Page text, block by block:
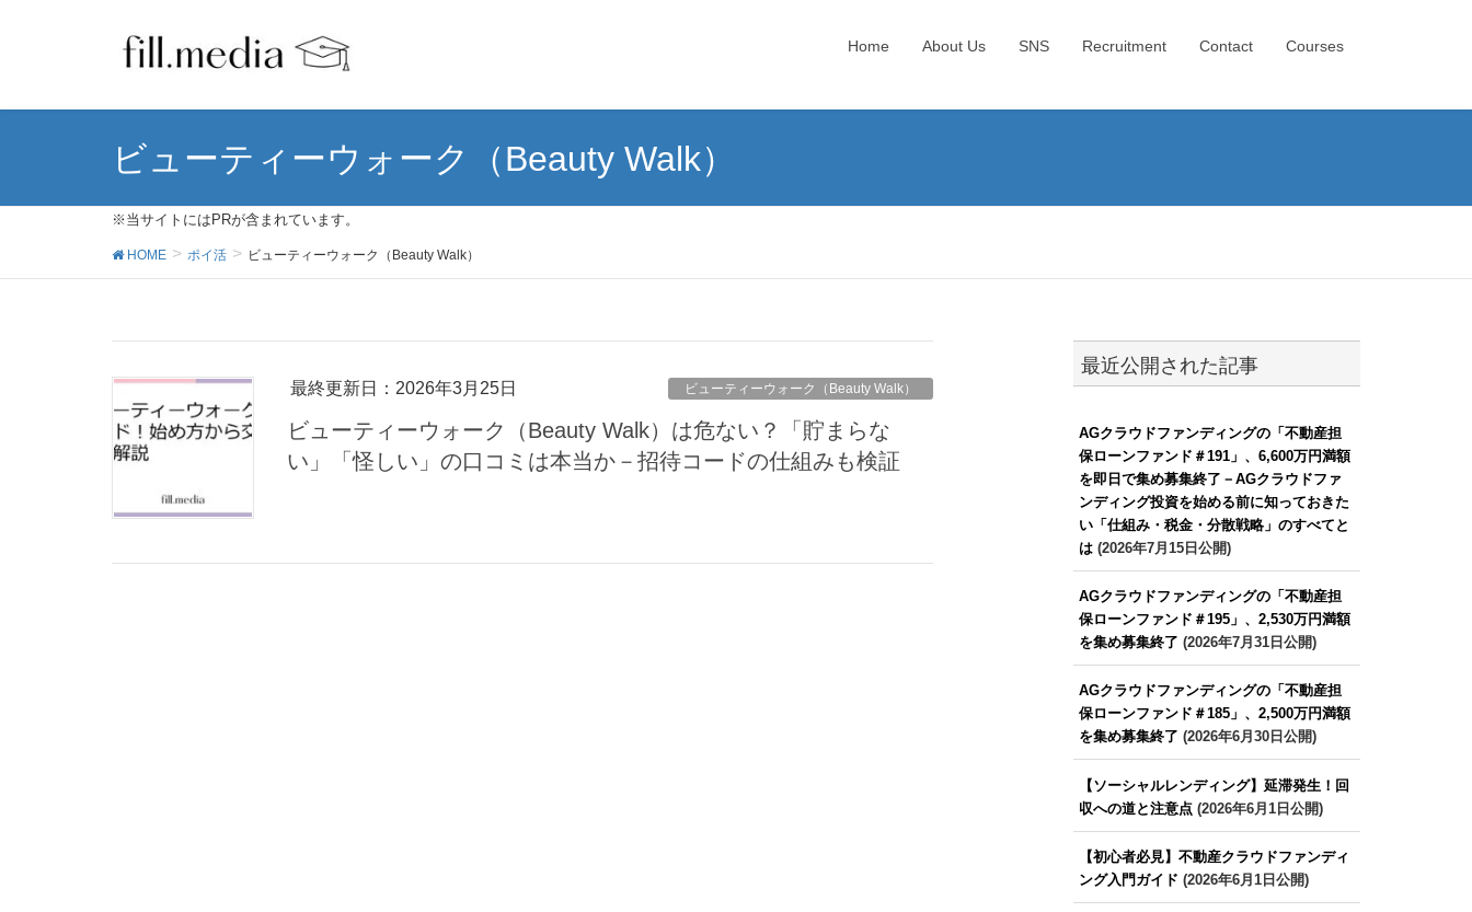
Home About Us SNS Recruitment Contact Courses
ビューティーウォーク（Beauty Walk）
※当サイトにはPRが含まれています。
HOME ポイ活 ビューティーウォーク（Beauty Walk）
最終更新日：2026年3月25日 ビューティーウォーク（Beauty Walk）
ビューティーウォーク（Beauty Walk）は危ない？「貯まらな
い」「怪しい」の口コミは本当か－招待コードの仕組みも検証
最近公開された記事
AGクラウドファンディングの「不動産担
保ローンファンド＃191」、6,600万円満額
を即日で集め募集終了－AGクラウドファ
ンディング投資を始める前に知っておきた
い「仕組み・税金・分散戦略」のすべてと
は(2026年7月15日公開)
AGクラウドファンディングの「不動産担
保ローンファンド＃195」、2,530万円満額
を集め募集終了 (2026年7月31日公開)
AGクラウドファンディングの「不動産担
保ローンファンド＃185」、2,500万円満額
を集め募集終了 (2026年6月30日公開)
【ソーシャルレンディング】延滞発生！回
収への道と注意点(2026年6月1日公開)
【初心者必見】不動産クラウドファンディ
ング入門ガイド (2026年6月1日公開)